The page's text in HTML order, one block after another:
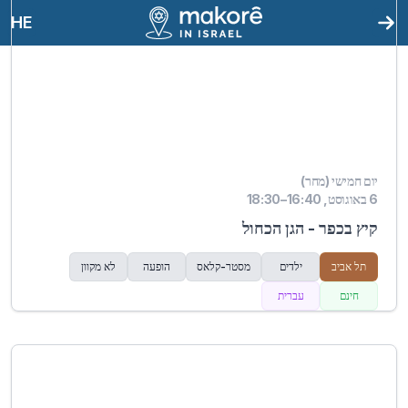
HE
יום חמישי (מחר)
6 באוגוסט, 16:40–18:30
קיץ בכפר - הגן הכחול
תל אביב ילדים מסטר-קלאס הופעה לא מקוון
חינם עברית